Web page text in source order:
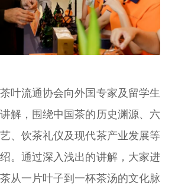
叶流通协会向外国专家及留学生
解，围绕中国茶的历史渊源、六
、饮茶礼仪及现代茶产业发展等
。通过深入浅出的讲解，大家进
从一片叶子到一杯茶汤的文化脉